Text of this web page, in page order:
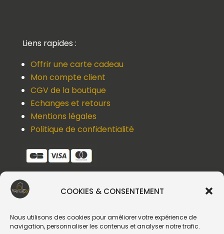
COOKIES & CONSENTEMENT
Nous utilisons des cookies pour améliorer votre expérience de
navigation, personnaliser les contenus et analyser notre trafic.
Liens rapides :
Offrir une carte cadeau
Mon compte client
CGV de la boutique
Echanges et retours
Mentions légales
Politique de confidentialité
Une question, un devis, un souci ?
Contactez-nous !